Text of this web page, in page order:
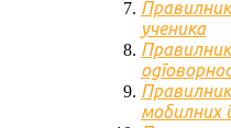
ученика
мобилних